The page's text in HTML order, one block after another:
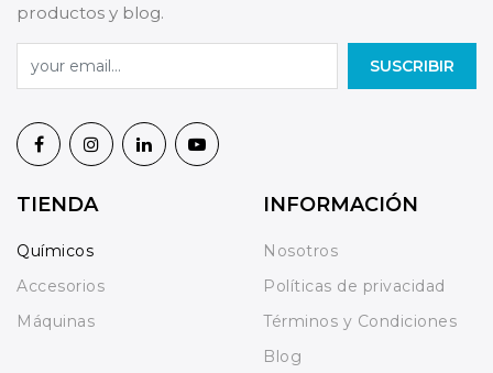
productos y blog.
SUSCRIBIR
TIENDA
Químicos
Accesorios
Máquinas
INFORMACIÓN
Nosotros
Políticas de privacidad
Términos y Condiciones
Blog